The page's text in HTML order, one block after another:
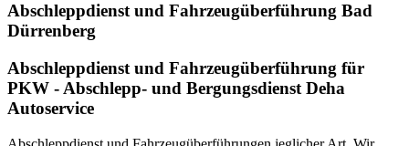
Abschleppdienst und Fahrzeugüberführung Bad
Dürrenberg
Abschleppdienst und Fahrzeugüberführung für
PKW - Abschlepp- und Bergungsdienst Deha
Autoservice